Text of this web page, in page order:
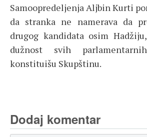
Samoopredeljenja Aljbin Kurti
da stranka ne namerava da
drugog kandidata osim
dužnost svih
konstituišu Skupštinu.
Dodaj komentar